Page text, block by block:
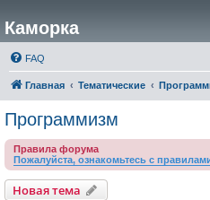
Каморка
FAQ
Главная Тематические
Программизм
Правила форума
Пожалуйста, ознакомьтесь с
Новая тема